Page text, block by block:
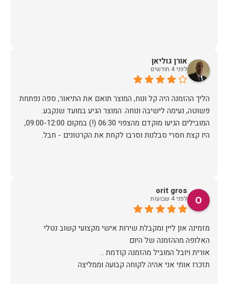
אורן גוליאן
לפני 4 חודשים
הליך ההזמנה היה קל ונוח, המוצר תואם את התיאור, ספה נפתחת
פשוטה, נעימה לישיבה ונוחה. המוצר הגיע במועד שנקבע.
המובילים הגיעו מוקדם מהצפוי 06:30 (!) במקום 09:00-12:00,
היו קצת חסרי סבלנות וסרבו לקחת את הקרטונים - חבל.
orit gros
לפני 4 שבועות
מזמינה און ליין ומקבלת שירות אישי מקצועי קשוב נטלי
תזכרו אותי אני אהיה לקוחה קבועה וממליצה